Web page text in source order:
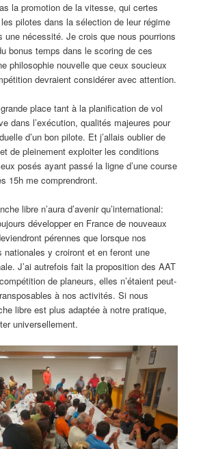
la promotion de la vitesse, qui certes
pilotes dans la sélection de leur régime
une nécessité. Je crois que nous pourrions
bonus temps dans le scoring de ces
philosophie nouvelle que ceux soucieux
devraient considérer avec attention.
place tant à la planification de vol
dans l’exécution, qualités majeures pour
d’un bon pilote. Et j’allais oublier de
de pleinement exploiter les conditions
posés ayant passé la ligne d’une course
15h me comprendront.
libre n’aura d’avenir qu’international:
développer en France de nouveaux
pérennes que lorsque nos
nationales y croiront et en feront une
J’ai autrefois fait la proposition des AAT
de planeurs, elles n’étaient peut-
à nos activités. Si nous
libre est plus adaptée à notre pratique,
universellement.